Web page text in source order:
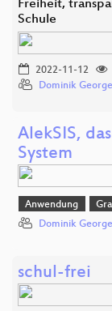
Freiheit,
Schule
2022-11-12
Dominik George
AlekSIS,
System
Anwendung
Dominik George
schul-frei